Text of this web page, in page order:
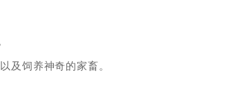
及饲养神奇的家畜。